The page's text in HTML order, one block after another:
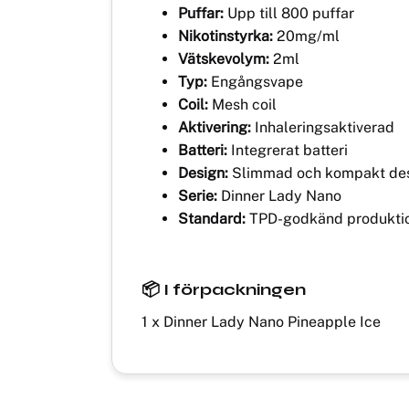
Puffar: Upp till 800 puffar
Nikotinstyrka: 20mg/ml
Vätskevolym: 2ml
Typ: Engångsvape
Coil: Mesh coil
Aktivering: Inhaleringsaktiverad
Batteri: Integrerat batteri
Design: Slimmad och kompakt
Serie: Dinner Lady Nano
Standard: TPD-godkänd
📦 I förpackningen
1 x Dinner Lady Nano Pineapple Ice